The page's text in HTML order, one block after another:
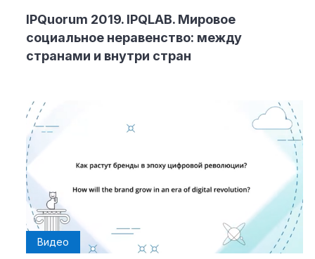
IPQuorum 2019. IPQLAB. Мировое
социальное неравенство: между
странами и внутри стран
Видео